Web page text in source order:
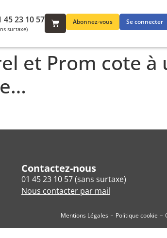
Abonnez-vous Se connecter
45 23 10 57
surtaxe)
et Prom cote
Contactez-nous
01 45 23 10 57 (sans surtaxe)
Nous contacter par mail
Mentions Légales Politique cookie